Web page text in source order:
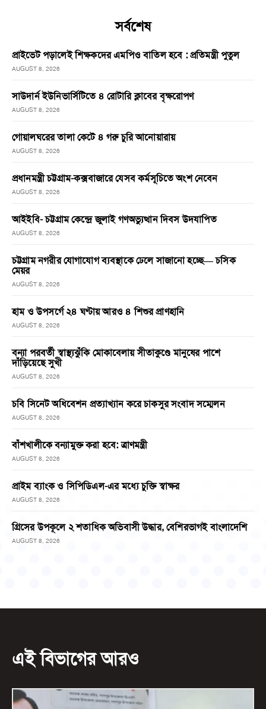
সর্বশেষ
প্রাইভেট পড়ালেই শিক্ষকদের এমপিও বাতিল হবে : প্রতিমন্ত্রী পুতুল
AUGUST 8, 2026
সাউদার্ন ইউনিভার্সিটিতে ৪ রোটারি ক্লাবের বৃক্ষরোপণ
AUGUST 8, 2026
গোয়ালঘরের তালা কেটে ৪ গরু চুরি আনোয়ারায়
AUGUST 8, 2026
প্রধানমন্ত্রী চট্টগ্রাম-কক্সবাজারে যেসব কর্মসূচিতে অংশ নেবেন
AUGUST 8, 2026
আইইবি- চট্টগ্রাম কেন্দ্রে জুলাই গণঅভ্যুত্থান দিবস উদযাপিত
AUGUST 8, 2026
চট্টগ্রাম নগরীর যোগাযোগ ব্যবস্থাকে ঢেলে সাজানো হচ্ছে— চসিক
মেয়র
AUGUST 8, 2026
হাম ও উপসর্গে ২৪ ঘণ্টায় আরও ৪ শিশুর প্রাণহানি
AUGUST 8, 2026
বন্যা পরবর্তী স্বাস্থ্যঝুঁকি মোকাবেলায় সীতাকুণ্ডে মানুষের পাশে
দাঁড়িয়েছে সুখী
AUGUST 8, 2026
চবি সিনেট অধিবেশন প্রত্যাখ্যান করে চাকসুর সংবাদ সম্মেলন
AUGUST 8, 2026
বাঁশখালীকে বন্যামুক্ত করা হবে: ত্রাণমন্ত্রী
AUGUST 8, 2026
প্রাইম ব্যাংক ও সিপিডিএল-এর মধ্যে চুক্তি স্বাক্ষর
AUGUST 8, 2026
গ্রিসের উপকূলে ২ শতাধিক অভিবাসী উদ্ধার, বেশিরভাগই বাংলাদেশি
AUGUST 8, 2026
এই বিভাগের আরও